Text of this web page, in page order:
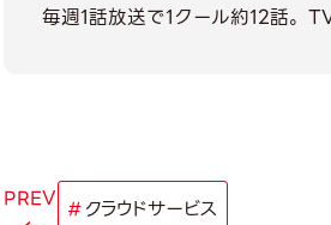
毎週1話放送で1クール約12話。
PREV #クラウドサービス